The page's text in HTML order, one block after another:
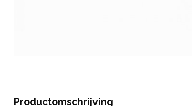
Productomschrijving